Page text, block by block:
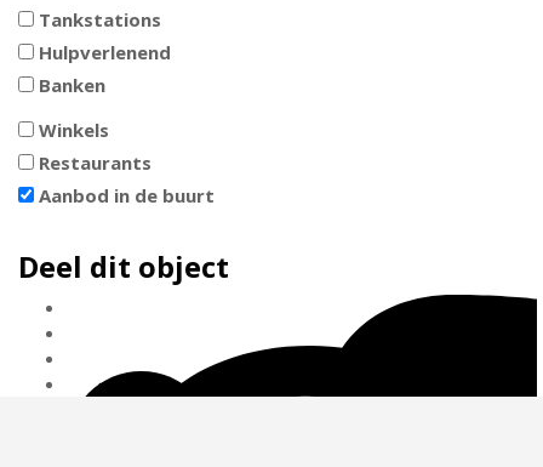
Tankstations
Hulpverlenend
Banken
Winkels
Restaurants
Aanbod in de buurt
Deel dit object